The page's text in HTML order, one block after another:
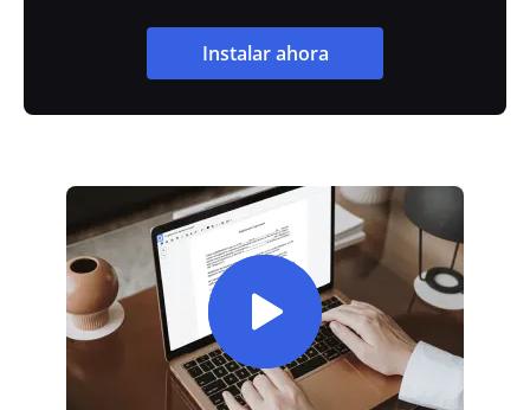
Instalar ahora